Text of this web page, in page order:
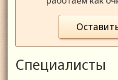
Специалисты